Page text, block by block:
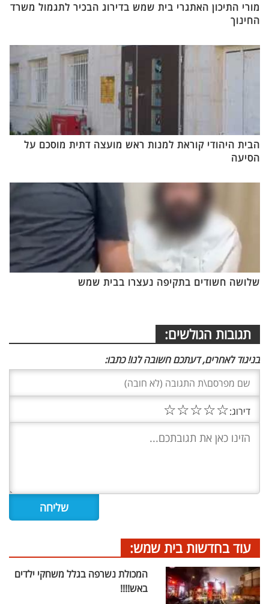
מורי התיכון האתגרי בית שמש בדירוג הבכיר לתגמול משרד
החינוך
הבית היהודי קוראת למנות ראש מועצה דתית מוסכם על
הסיעה
שלושה חשודים בתקיפה נעצרו בבית שמש
תגובות הגולשים:
בניגוד לאחרים, דעתכם חשובה לנו! כתבו:
דירוג:☆
☆
☆
☆
☆
עוד בחדשות בית שמש:
המכולת נשרפה בגלל משחקי ילדים
באש!!!!